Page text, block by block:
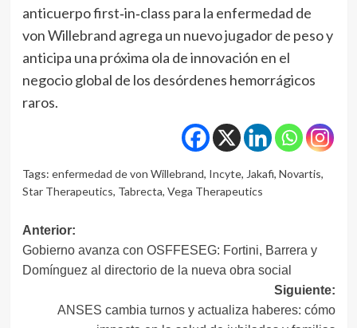
anticuerpo first‑in‑class para la enfermedad de
von Willebrand agrega un nuevo jugador de peso y
anticipa una próxima ola de innovación en el
negocio global de los desórdenes hemorrágicos
raros.
Tags: enfermedad de von Willebrand, Incyte, Jakafi, Novartis,
Star Therapeutics, Tabrecta, Vega Therapeutics
Navegación
de
entradas
Anterior:
Gobierno avanza con OSFFESEG: Fortini, Barrera y
Domínguez al directorio de la nueva obra social
Siguiente:
ANSES cambia turnos y actualiza haberes: cómo